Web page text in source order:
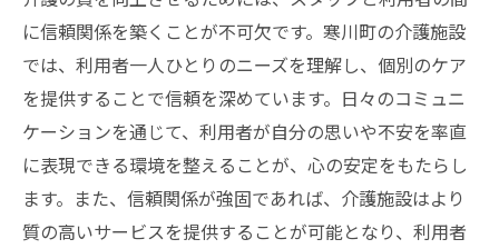
に信頼関係を築くことが不可欠です。寒川町の介護施設
では、利用者一人ひとりのニーズを理解し、個別のケア
を提供することで信頼を深めています。日々のコミュニ
ケーションを通じて、利用者が自分の思いや不安を率直
に表現できる環境を整えることが、心の安定をもたらし
ます。また、信頼関係が強固であれば、介護施設はより
質の高いサービスを提供することが可能となり、利用者